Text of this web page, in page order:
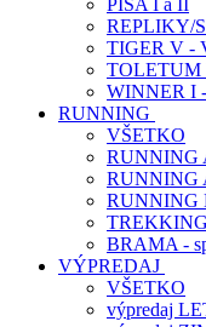
PISA I a II
REPLIKY/
TIGER V -
TOLETUM
WINNER I
RUNNING
VŠETKO
RUNNING
RUNNING
RUNNING
BRAMA -
VÝPREDAJ
VŠETKO
výpredaj